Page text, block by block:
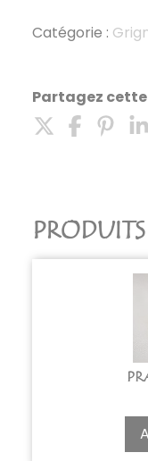
100g
Catégorie :
Partagez